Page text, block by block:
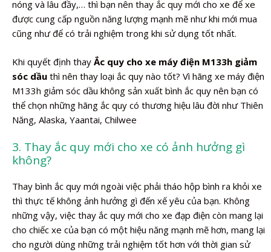
nóng và lâu đầy,… thì bạn nên thay ắc quy mới cho xe để xe
được cung cấp nguồn năng lượng mạnh mẽ như khi mới mua
cũng như để có trải nghiệm trong khi sử dụng tốt nhất.
Khi quyết định thay Ắc quy cho xe máy điện M133h giảm
sóc dầu thì nên thay loại ắc quy nào tốt? Vì hãng xe máy điện
M133h giảm sóc dầu không sản xuất bình ắc quy nên bạn có
thể chọn những hãng ắc quy có thương hiệu lâu đời như Thiên
Năng, Alaska, Yaantai, Chilwee
3. Thay ắc quy mới cho xe có ảnh hưởng gì
không?
Thay bình ắc quy mới ngoài việc phải tháo hộp bình ra khỏi xe
thì thực tế không ảnh hưởng gì đến xế yêu của bạn. Không
những vậy, việc thay ắc quy mới cho xe đạp điện còn mang lại
cho chiếc xe của bạn có một hiệu năng mạnh mẽ hơn, mang lại
cho người dùng những trải nghiệm tốt hơn với thời gian sử